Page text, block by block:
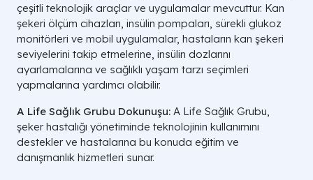
çeşitli teknolojik araçlar ve uygulamalar mevcuttur. Kan
şekeri ölçüm cihazları, insülin pompaları, sürekli glukoz
monitörleri ve mobil uygulamalar, hastaların kan şekeri
seviyelerini takip etmelerine, insülin dozlarını
ayarlamalarına ve sağlıklı yaşam tarzı seçimleri
yapmalarına yardımcı olabilir.
A Life Sağlık Grubu Dokunuşu: A Life Sağlık Grubu,
şeker hastalığı yönetiminde teknolojinin kullanımını
destekler ve hastalarına bu konuda eğitim ve
danışmanlık hizmetleri sunar.